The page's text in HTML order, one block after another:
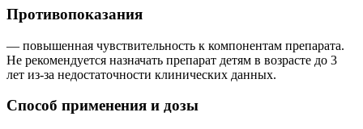
Противопоказания
— повышенная чувствительность к компонентам препарата.
Не рекомендуется назначать препарат детям в возрасте до 3
лет из-за недостаточности клинических данных.
Способ применения и дозы